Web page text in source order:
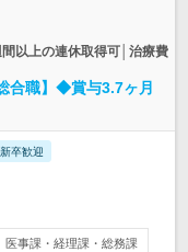
以上の連休取得可│治療費
合職】◆賞与3.7ヶ月
卒歓迎
医事課・経理課・総務課